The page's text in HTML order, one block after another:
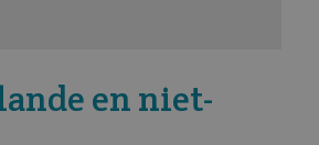
en niet-